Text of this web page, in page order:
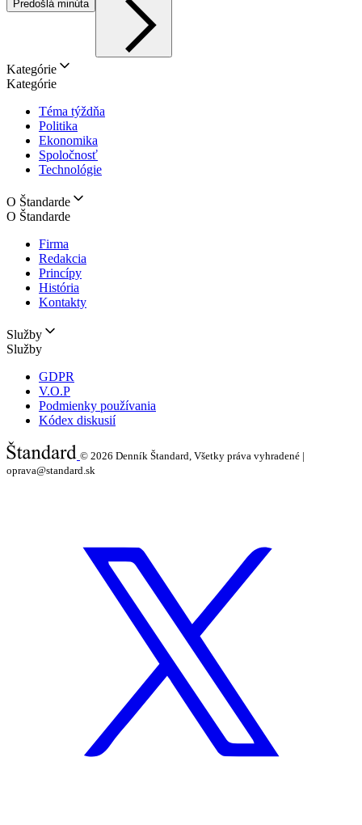
Predošlá minúta
Kategórie
Kategórie
Téma týždňa
Politika
Ekonomika
Spoločnosť
Technológie
O Štandarde
O Štandarde
Firma
Redakcia
Princípy
História
Kontakty
Služby
Služby
GDPR
V.O.P
Podmienky používania
Kódex diskusií
© 2026 Denník Štandard, Všetky práva vyhradené |
oprava@standard.sk